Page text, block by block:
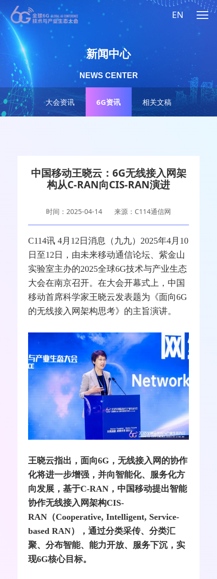
EN
大会资讯 6G资讯 相关文稿
新闻中心
NEWS CENTER
中国移动王晓云：6G无线接入网架
构从C-RAN向CIS-RAN演进
时间：2025-04-14 来源：C114通信网
C114讯 4月12日消息（九九）2025年4月10
日至12日，由未来移动通信论坛、紫金山
实验室主办的2025全球6G技术与产业生态
大会在南京召开。在大会开幕式上， 中国
移动首席科学家王晓云发表题为《面向6G
的无线接入 网架构思考》的主旨演讲。
王晓云指出，面向6G，无线接入网 的协作
化将进一步增强，并向智能化、服务化方
向发展，基于C-RAN，中国移动提出智能
协作无线接入网架构CIS-
RAN（Cooperative, Intelligent, Service-
based RAN），通过分类采传、分类汇
聚、分布智能、能力开放、服务下沉，实
现6G核心目标。